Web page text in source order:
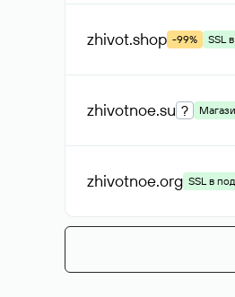
zhivot.shop -99% SSL
zhivotnoe.su ?
zhivotnoe.org SSL в